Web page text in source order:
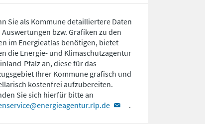
Sie als Kommune detailliertere Daten
Auswertungen bzw. Grafiken zu den
im Energieatlas benötigen, bietet
die Energie- und Klimaschutzagentur
Pfalz an, diese für das
Ihrer Kommune grafisch und
kostenfrei aufzubereiten.
Sie sich hierfür bitte an
.